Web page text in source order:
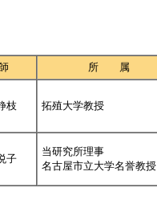
所 属
枝 拓殖大学教授
子
当研究所理事
名古屋市立大学名誉教授